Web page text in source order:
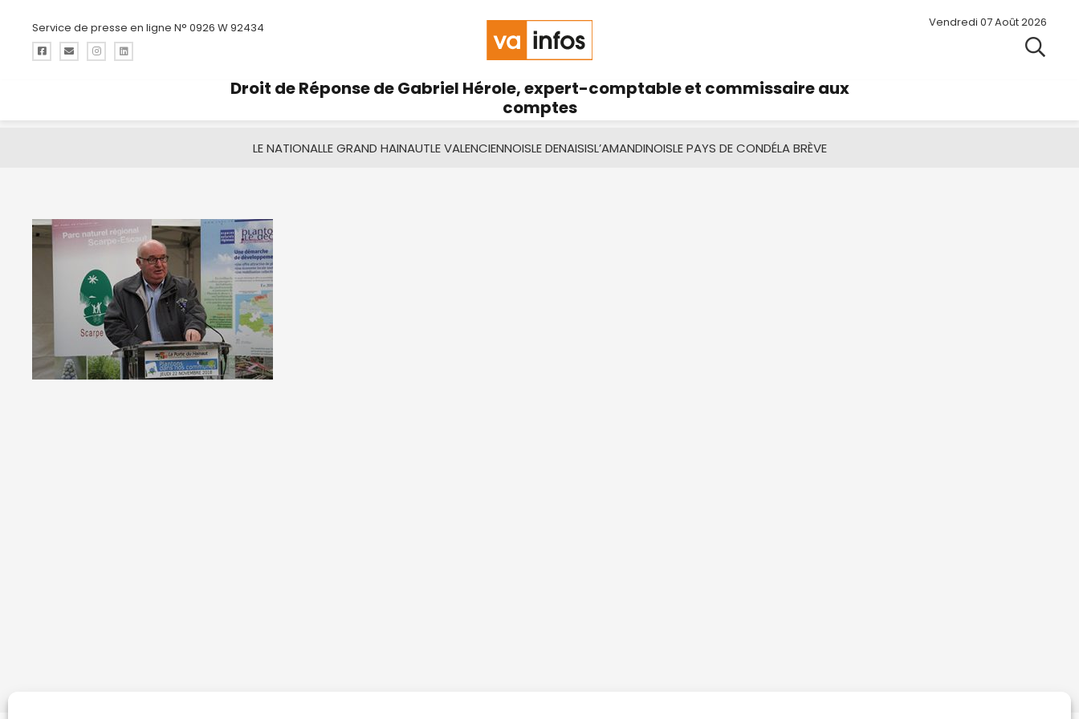
Service de presse en ligne N° 0926 W 92434 Vendredi 07 Août 2026
Droit de Réponse de Gabriel Hérole, expert-comptable et commissaire aux
comptes
LE NATIONALLE GRAND HAINAUTLE VALENCIENNOISLE DENAISISL’AMANDINOISLE PAYS DE CONDÉLA BRÈVE